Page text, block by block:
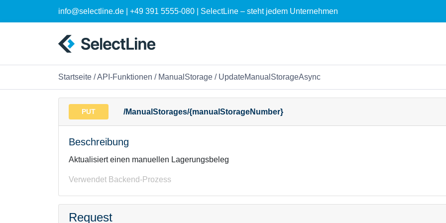
info@selectline.de | +49 391 5555-080 | SelectLine – steht jedem Unternehmen
Startseite /API-Funktionen / ManualStorage / UpdateManualStorageAsync
PUT /ManualStorages/{manualStorageNumber}
Beschreibung
Aktualisiert einen manuellen Lagerungsbeleg
Verwendet Backend-Prozess
Request